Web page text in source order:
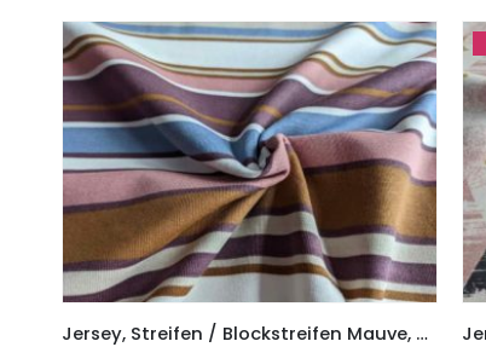
Jersey, Streifen / Blockstreifen Mauve, Altrosa, Blau